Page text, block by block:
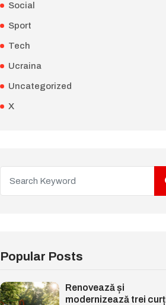
Social
Sport
Tech
Ucraina
Uncategorized
X
Popular Posts
Renovează și
modernizează trei